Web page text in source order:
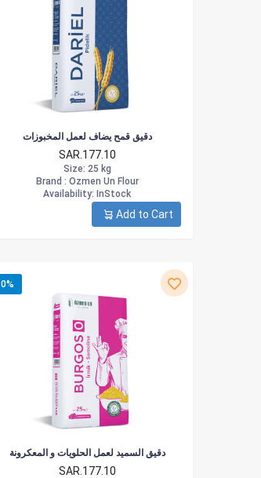
دقيق قمح يضاف لعمل المخبوزات
SAR.177.10
Size: 25 kg
Brand : Ozmen Un Flour
Availability: InStock
Add to Cart
0%
دقيق السميد لعمل الحلويات و المعكرونة
SAR.177.10